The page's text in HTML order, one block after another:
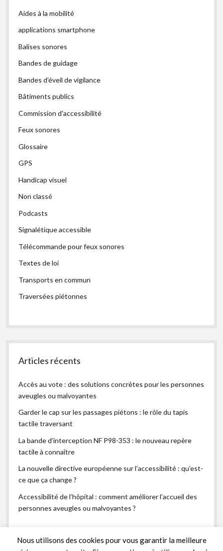
Aides à la mobilité
applications smartphone
Balises sonores
Bandes de guidage
Bandes d’éveil de vigilance
Bâtiments publics
Commission d'accessibilité
Feux sonores
Glossaire
GPS
Handicap visuel
Non classé
Podcasts
Signalétique accessible
Télécommande pour feux sonores
Textes de loi
Transports en commun
Traversées piétonnes
Articles récents
Accès au vote : des solutions concrètes pour les personnes
aveugles ou malvoyantes
Garder le cap sur les passages piétons : le rôle du tapis
tactile traversant
La bande d’interception NF P98-353 : le nouveau repère
tactile à connaître
La nouvelle directive européenne sur l’accessibilité : qu’est-
ce que ça change ?
Accessibilité de l’hôpital : comment améliorer l’accueil des
personnes aveugles ou malvoyantes ?
Nous utilisons des cookies pour vous garantir la meilleure